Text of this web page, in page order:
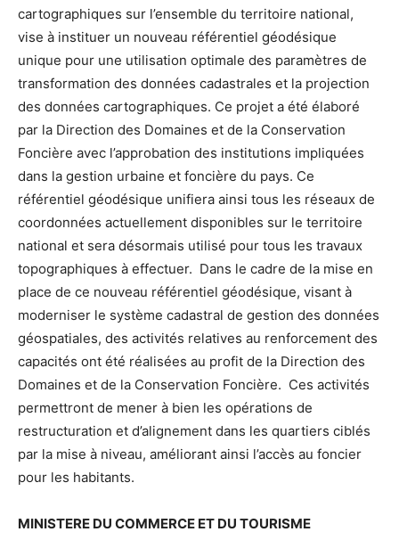
cartographiques sur l’ensemble du territoire national,
vise à instituer un nouveau référentiel géodésique
unique pour une utilisation optimale des paramètres de
transformation des données cadastrales et la projection
des données cartographiques. Ce projet a été élaboré
par la Direction des Domaines et de la Conservation
Foncière avec l’approbation des institutions impliquées
dans la gestion urbaine et foncière du pays. Ce
référentiel géodésique unifiera ainsi tous les réseaux de
coordonnées actuellement disponibles sur le territoire
national et sera désormais utilisé pour tous les travaux
topographiques à effectuer. Dans le cadre de la mise en
place de ce nouveau référentiel géodésique, visant à
moderniser le système cadastral de gestion des données
géospatiales, des activités relatives au renforcement des
capacités ont été réalisées au profit de la Direction des
Domaines et de la Conservation Foncière. Ces activités
permettront de mener à bien les opérations de
restructuration et d’alignement dans les quartiers ciblés
par la mise à niveau, améliorant ainsi l’accès au foncier
pour les habitants.
MINISTERE DU COMMERCE ET DU TOURISME